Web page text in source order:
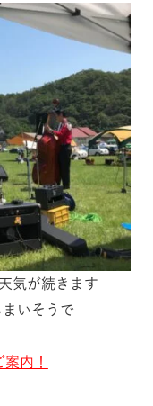
気が続きます
いそうで
内！